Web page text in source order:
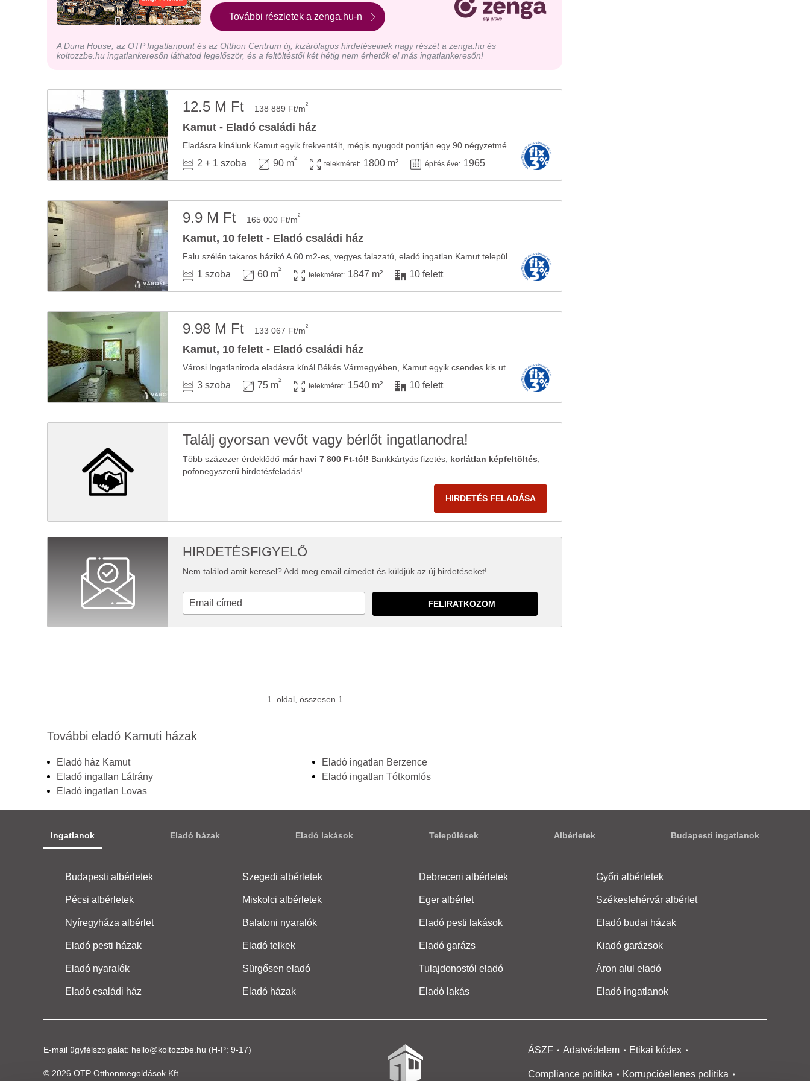
További részletek a zenga.hu-n
A Duna House, az OTP Ingatlanpont és az Otthon Centrum új, kizárólagos hirdetéseinek nagy részét a zenga.hu és
koltozzbe.hu ingatlankeresőn láthatod legelőször, és a feltöltéstől két hétig nem érhetők el más ingatlankeresőn!
12.5 M Ft 138 889 Ft/m2
Kamut - Eladó családi ház
2 + 1 szoba 90 m
2
telekméret: 1800 m² építés éve: 1965
9.9 M Ft 165 000 Ft/m2
Kamut, 10 felett - Eladó családi ház
1 szoba 60 m
2
telekméret: 1847 m² 10 felett
9.98 M Ft 133 067 Ft/m2
Kamut, 10 felett - Eladó családi ház
3 szoba 75 m
2
telekméret: 1540 m² 10 felett
Találj gyorsan vevőt vagy bérlőt ingatlanodra!
Több százezer érdeklődő már havi 7 800 Ft-tól! Bankkártyás fizetés, korlátlan képfeltöltés
pofonegyszerű hirdetésfeladás!
HIRDETÉS FELADÁSA
HIRDETÉSFIGYELŐ
Nem találod amit keresel? Add meg email címedet és küldjük az új hirdetéseket!
1. oldal, összesen 1
További eladó Kamuti házak
Eladó ház Kamut
Eladó ingatlan Látrány
Eladó ingatlan Lovas
Eladó ingatlan Berzence
Eladó ingatlan Tótkomlós
Ingatlanok Eladó házak Eladó lakások Települések Albérletek Budapesti ingatlanok
Budapesti albérletek Szegedi albérletek Debreceni albérletek Győri albérletek
Pécsi albérletek Miskolci albérletek Eger albérlet Székesfehérvár albérlet
Nyíregyháza albérlet Balatoni nyaralók Eladó pesti lakások Eladó budai házak
Eladó pesti házak Eladó telkek Eladó garázs Kiadó garázsok
Eladó nyaralók Sürgősen eladó Tulajdonostól eladó Áron alul eladó
Eladó családi ház Eladó házak Eladó lakás Eladó ingatlanok
E-mail ügyfélszolgálat: hello@koltozzbe.hu (H-P: 9-17)
© 2026 OTP Otthonmegoldások Kft.
ÁSZF Adatvédelem Etikai kódex
Compliance politika Korrupcióellenes politika